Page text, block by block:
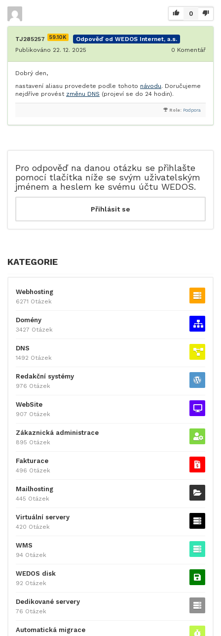
0
TJ285257 59.10K
Odpověď od WEDOS Internet, a.s.
Publikováno 22. 12. 2025
0 Komentář
Dobrý den,
nastavení aliasu provedete podle tohoto návodu. Doručujeme
nejdříve provést změnu DNS (projeví se do 24 hodin).
Role: Podpora
Pro odpověď na danou otázku se přihlašte
pomocí tlačítka níže se svým uživatelským
jménem a heslem ke svému účtu WEDOS.
KATEGORIE
Webhosting
6271 Otázek
Domény
3427 Otázek
DNS
1492 Otázek
Redakční systémy
976 Otázek
WebSite
907 Otázek
Zákaznická administrace
895 Otázek
Fakturace
496 Otázek
Mailhosting
445 Otázek
Virtuální servery
420 Otázek
WMS
94 Otázek
WEDOS disk
92 Otázek
Dedikované servery
76 Otázek
Automatická migrace